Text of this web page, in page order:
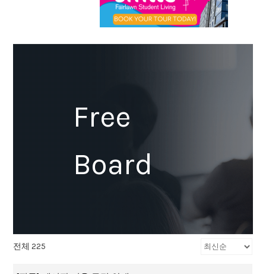
Free
Board
전체 225